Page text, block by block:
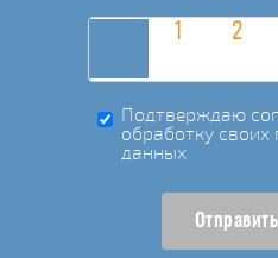
Подтверждаю
обработку
данных